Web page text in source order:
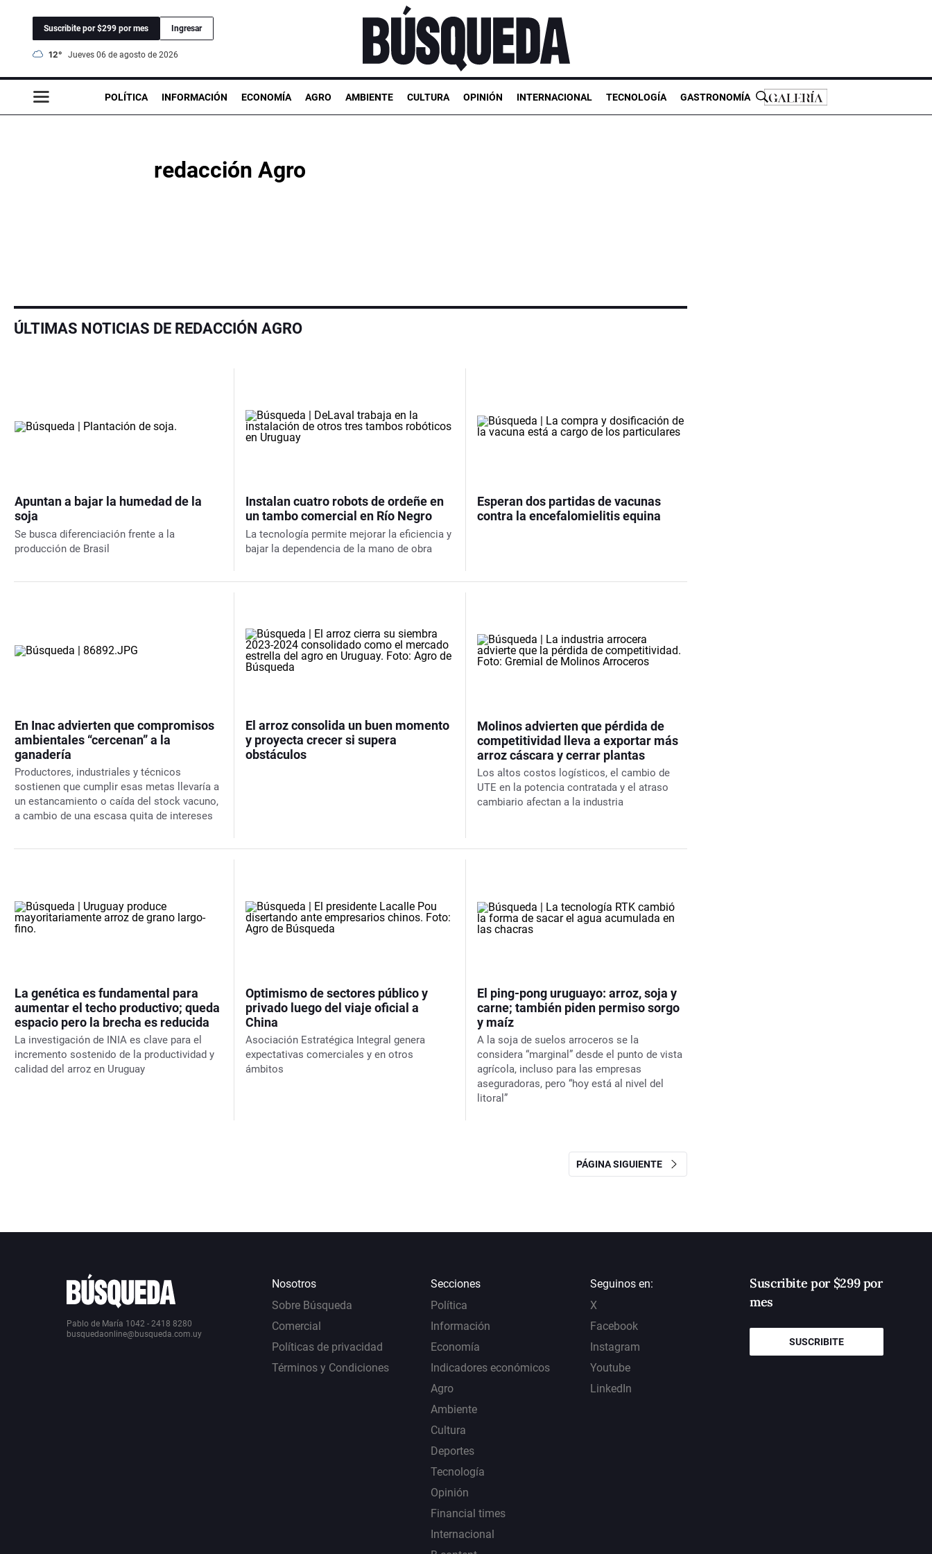
Suscribite por $299 por mes Ingresar
12° jueves 06 de agosto de 2026
POLÍTICA INFORMACIÓN ECONOMÍA AGRO AMBIENTE CULTURA OPINIÓN INTERNACIONAL TECNOLOGÍA GASTRONOMÍA
redacción Agro
ÚLTIMAS NOTICIAS DE REDACCIÓN AGRO
Apuntan a bajar la humedad de la
soja
Se busca diferenciación frente a la
producción de Brasil
Instalan cuatro robots de ordeñe en
un tambo comercial en Río Negro
La tecnología permite mejorar la eficiencia y
bajar la dependencia de la mano de obra
Esperan dos partidas de vacunas
contra la encefalomielitis equina
En Inac advierten que compromisos
ambientales “cercenan” a la
ganadería
Productores, industriales y técnicos
sostienen que cumplir esas metas llevaría a
un estancamiento o caída del stock vacuno,
a cambio de una escasa quita de intereses
El arroz consolida un buen momento
y proyecta crecer si supera
obstáculos
Molinos advierten que pérdida de
competitividad lleva a exportar más
arroz cáscara y cerrar plantas
Los altos costos logísticos, el cambio de
UTE en la potencia contratada y el atraso
cambiario afectan a la industria
La genética es fundamental para
aumentar el techo productivo; queda
espacio pero la brecha es reducida
La investigación de INIA es clave para el
incremento sostenido de la productividad y
calidad del arroz en Uruguay
Optimismo de sectores público y
privado luego del viaje oficial a
China
Asociación Estratégica Integral genera
expectativas comerciales y en otros
ámbitos
El ping-pong uruguayo: arroz, soja y
carne; también piden permiso sorgo
y maíz
A la soja de suelos arroceros se la
considera “marginal” desde el punto de vista
agrícola, incluso para las empresas
aseguradoras, pero “hoy está al nivel del
litoral”
PÁGINA SIGUIENTE
Pablo de María 1042 - 2418 8280
busquedaonline@busqueda.com.uy
Nosotros
Sobre Búsqueda
Comercial
Políticas de privacidad
Términos y Condiciones
Secciones
Política
Información
Economía
Indicadores económicos
Agro
Ambiente
Cultura
Deportes
Tecnología
Opinión
Financial times
Internacional
Seguinos en:
X
Facebook
Instagram
Youtube
LinkedIn
Suscribite por $299 por
mes
SUSCRIBITE